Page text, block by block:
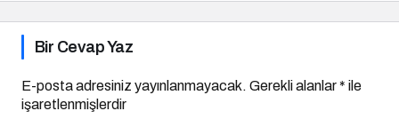
Bir Cevap Yaz
E-posta adresiniz yayınlanmayacak. Gerekli alanlar* ile
işaretlenmişlerdir